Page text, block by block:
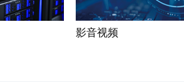
影音视频